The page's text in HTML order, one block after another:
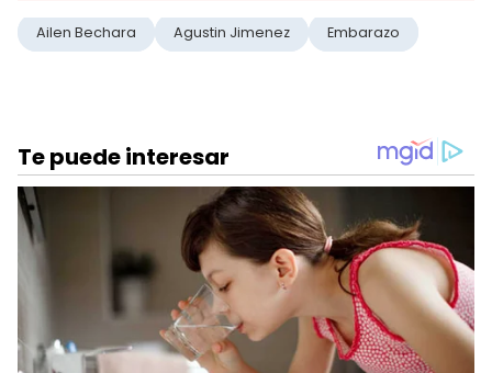
Ailen Bechara Agustin Jimenez Embarazo